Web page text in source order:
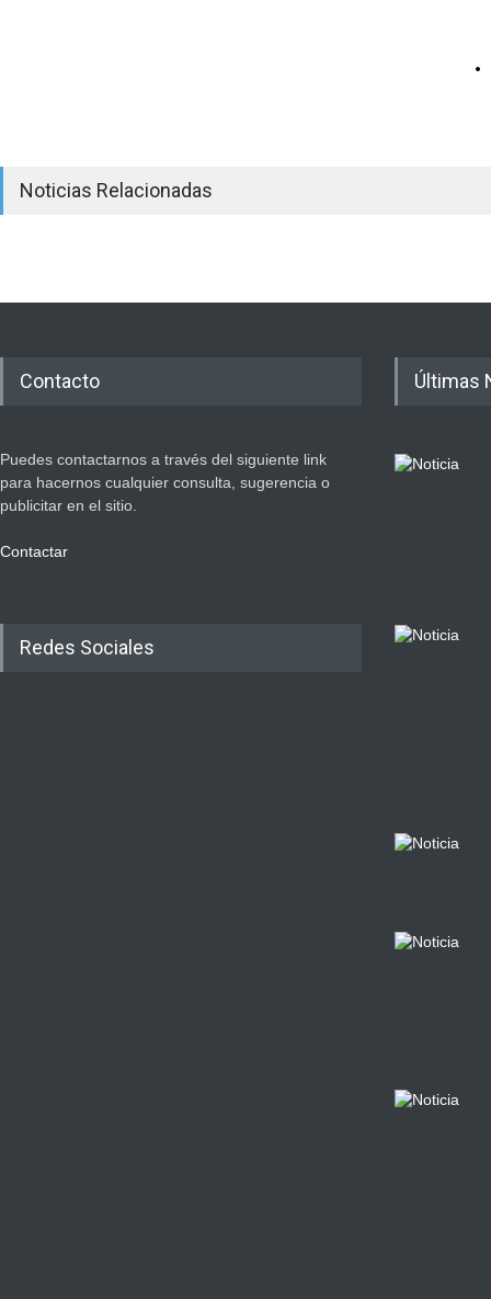
Noticias Relacionadas
Contacto
Puedes contactarnos a través del siguiente link
para hacernos cualquier consulta, sugerencia o
publicitar en el sitio.
Contactar
Redes Sociales
Últimas